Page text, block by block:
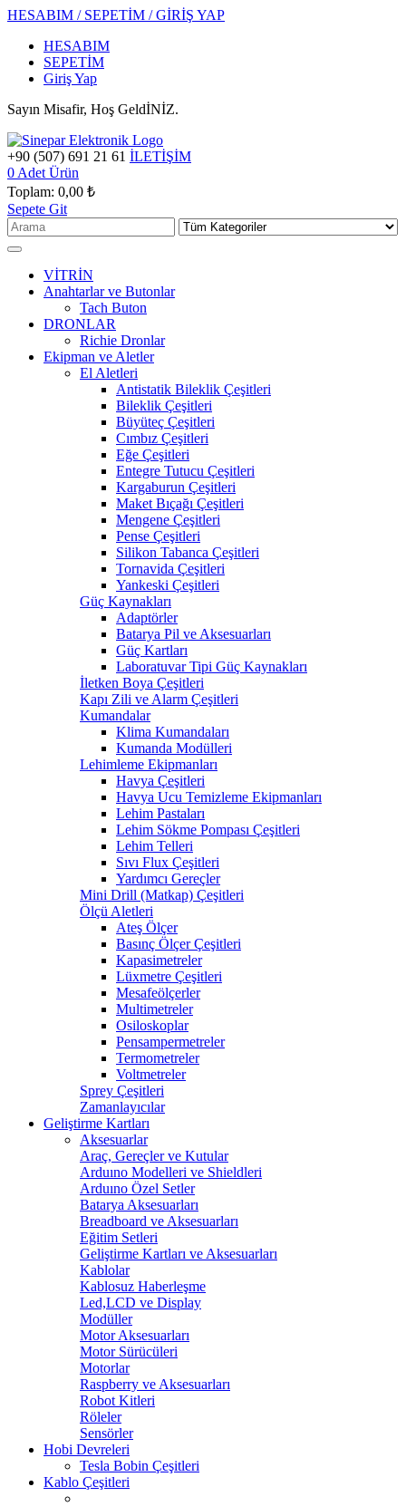
HESABIM / SEPETİM / GİRİŞ YAP
HESABIM
SEPETİM
Giriş Yap
Sayın Misafir, Hoş GeldİNİZ.
+90 (507) 691 21 61 İLETİŞİM
0 Adet Ürün
Toplam: 0,00 ₺
Sepete Git
VİTRİN
Anahtarlar ve Butonlar
Tach Buton
DRONLAR
Richie Dronlar
Ekipman ve Aletler
El Aletleri
Antistatik Bileklik Çeşitleri
Bileklik Çeşitleri
Büyüteç Çeşitleri
Cımbız Çeşitleri
Eğe Çeşitleri
Entegre Tutucu Çeşitleri
Kargaburun Çeşitleri
Maket Bıçağı Çeşitleri
Mengene Çeşitleri
Pense Çeşitleri
Silikon Tabanca Çeşitleri
Tornavida Çeşitleri
Yankeski Çeşitleri
Güç Kaynakları
Adaptörler
Batarya Pil ve Aksesuarları
Güç Kartları
Laboratuvar Tipi Güç Kaynakları
İletken Boya Çeşitleri
Kapı Zili ve Alarm Çeşitleri
Kumandalar
Klima Kumandaları
Kumanda Modülleri
Lehimleme Ekipmanları
Havya Çeşitleri
Havya Ucu Temizleme Ekipmanları
Lehim Pastaları
Lehim Sökme Pompası Çeşitleri
Lehim Telleri
Sıvı Flux Çeşitleri
Yardımcı Gereçler
Mini Drill (Matkap) Çeşitleri
Ölçü Aletleri
Ateş Ölçer
Basınç Ölçer Çeşitleri
Kapasimetreler
Lüxmetre Çeşitleri
Mesafeölçerler
Multimetreler
Osiloskoplar
Pensampermetreler
Termometreler
Voltmetreler
Sprey Çeşitleri
Zamanlayıcılar
Geliştirme Kartları
Aksesuarlar
Araç, Gereçler ve Kutular
Arduıno Modelleri ve Shieldleri
Arduıno Özel Setler
Batarya Aksesuarları
Breadboard ve Aksesuarları
Eğitim Setleri
Geliştirme Kartları ve Aksesuarları
Kablolar
Kablosuz Haberleşme
Led,LCD ve Display
Modüller
Motor Aksesuarları
Motor Sürücüleri
Motorlar
Raspberry ve Aksesuarları
Robot Kitleri
Röleler
Sensörler
Hobi Devreleri
Tesla Bobin Çeşitleri
Kablo Çeşitleri